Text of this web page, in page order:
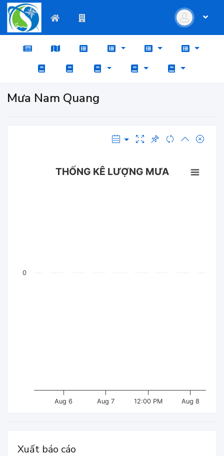
Mưa Nam Quang
THỐNG KÊ LƯỢNG MƯA
Aug 6 Aug 7 12:00 PM Aug 8
0
Xuất báo cáo